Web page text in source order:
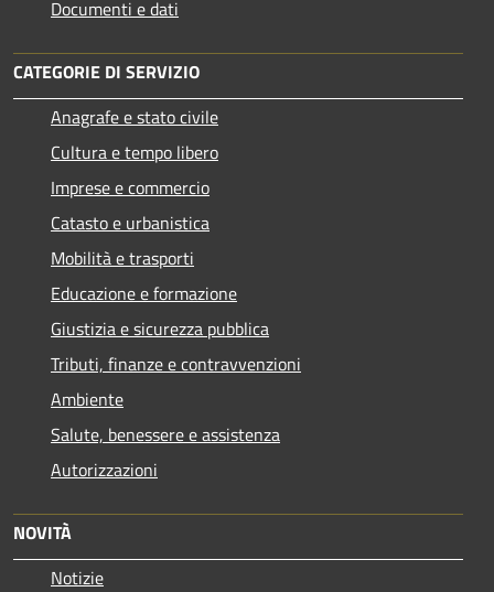
Documenti e dati
CATEGORIE DI SERVIZIO
Anagrafe e stato civile
Cultura e tempo libero
Imprese e commercio
Catasto e urbanistica
Mobilità e trasporti
Educazione e formazione
Giustizia e sicurezza pubblica
Tributi, finanze e contravvenzioni
Ambiente
Salute, benessere e assistenza
Autorizzazioni
NOVITÀ
Notizie